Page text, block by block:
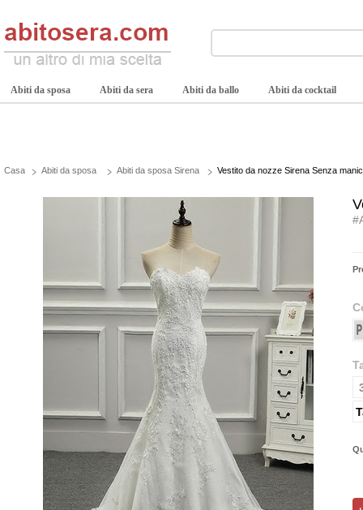
Abiti da sposa Abiti da sera Abiti da ballo Abiti da cocktail
Casa Abiti da sposa Abiti da sposa Sirena Vestito da nozze Sirena Senza